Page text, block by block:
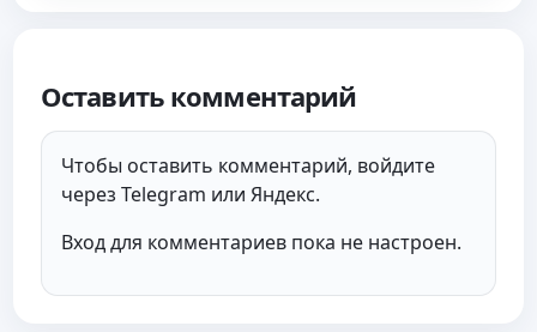
Оставить комментарий
Чтобы оставить комментарий, войдите
через Telegram или Яндекс.
Вход для комментариев пока не настроен.